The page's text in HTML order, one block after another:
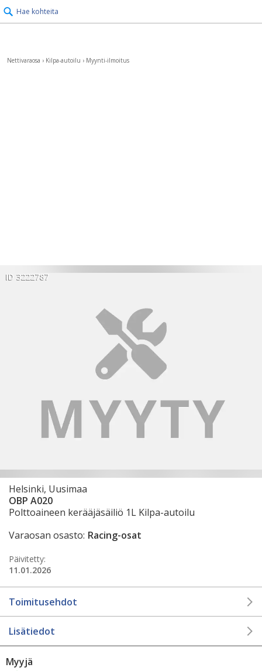
Hae kohteita
Nettivaraosa › Kilpa-autoilu › Myynti-ilmoitus
ID 3222787
Helsinki, Uusimaa
OBP A020
Polttoaineen kerääjäsäiliö 1L Kilpa-autoilu
Varaosan osasto: Racing-osat
Päivitetty:
11.01.2026
Toimitusehdot
Lisätiedot
Myyjä